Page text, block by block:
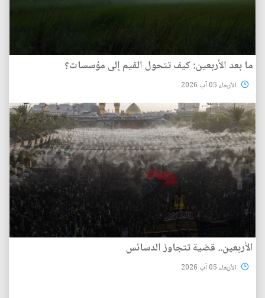
ما بعد الأربعين: كيف تتحول القيم إلى مؤسسات؟
الأربعاء 05 آب 2026
الأربعين.. قضية تتجاوز الدسائس
الأربعاء 05 آب 2026